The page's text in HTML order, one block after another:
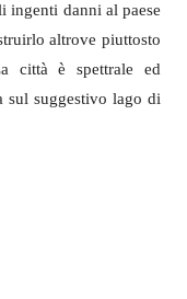
ingenti danni al paese
altrove piuttosto
città è spettrale ed
sul suggestivo lago di